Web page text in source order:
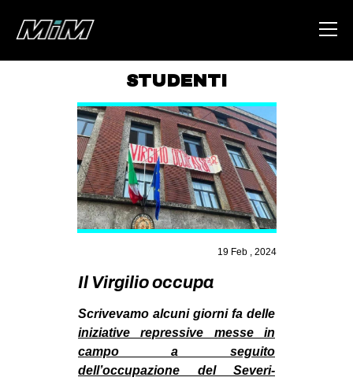
ABOUT
AREA
DEGENERAZIONE
GAZA FREESTYLE
CSOA LAMBRETTA
MSM
ZAM
MILANO
STUDENTI
19 Feb , 2024
Il Virgilio occupa
Scrivevamo alcuni giorni fa delle
iniziative repressive messe in
campo a seguito
dell’occupazione del Severi-